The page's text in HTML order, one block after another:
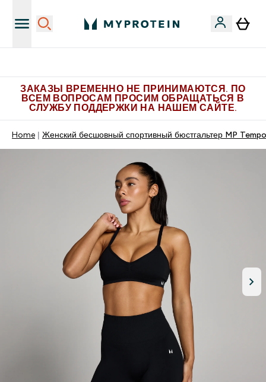
ЗАКАЗЫ ВРЕМЕННО НЕ ПРИНИМАЮТСЯ. ПО
ВСЕМ ВОПРОСАМ ПРОСИМ ОБРАЩАТЬСЯ В
СЛУЖБУ ПОДДЕРЖКИ НА НАШЕМ САЙТЕ.
Home Женский бесшовный спортивный бюстгальтер MP